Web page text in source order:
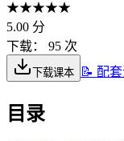
★★★★★
5.00 分
下载：
95 次
下载课本 📝 配
目录